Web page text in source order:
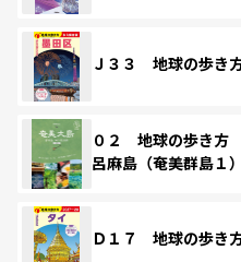
Ｊ３３ 地球の歩き
０２ 地球の歩き
呂麻島（奄美群島
Ｄ１７ 地球の歩き